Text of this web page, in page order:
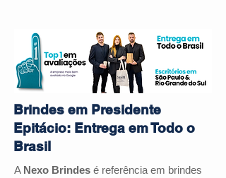
Brindes em Presidente
Epitácio: Entrega em Todo o
Brasil
A Nexo Brindes é referência em brindes